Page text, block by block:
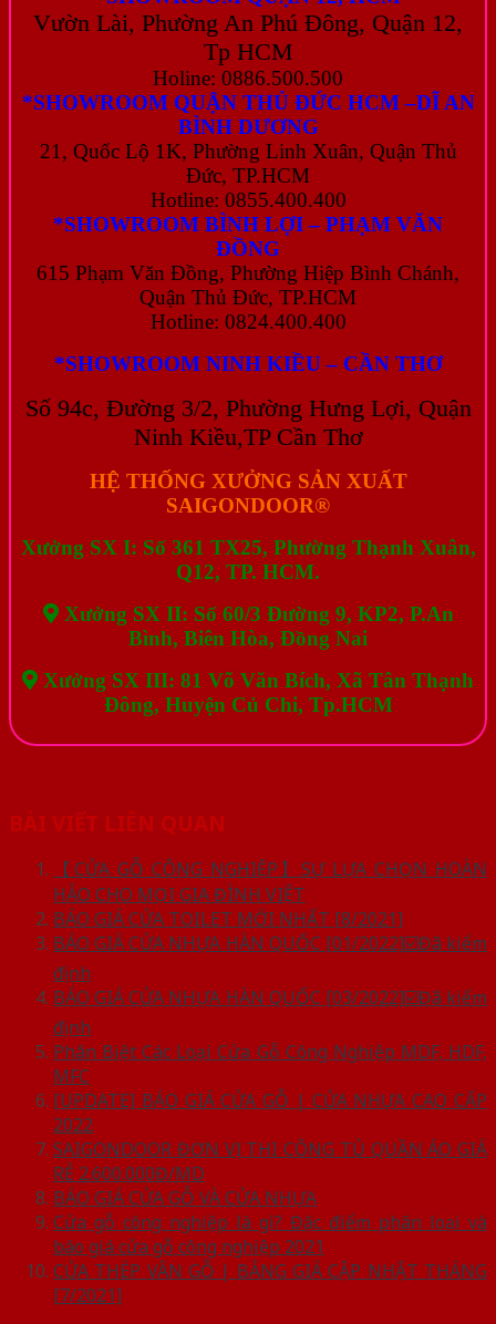
Vườn Lài, Phường An Phú Đông, Quận 12,
Tp HCM
Holine: 0886.500.500
*SHOWROOM QUẬN THỦ ĐỨC HCM –DĨ AN
BÌNH DƯƠNG
21, Quốc Lộ 1K, Phường Linh Xuân, Quận Thủ
Đức, TP.HCM
Hotline: 0855.400.400
*SHOWROOM BÌNH LỢI – PHẠM VĂN
ĐỒNG
615 Phạm Văn Đồng, Phường Hiệp Bình Chánh,
Quận Thủ Đức, TP.HCM
Hotline: 0824.400.400
*SHOWROOM NINH KIỀU – CẦN THƠ
Số 94c, Đường 3/2, Phường Hưng Lợi, Quận
Ninh Kiều,TP Cần Thơ
HỆ THỐNG XƯỞNG SẢN XUẤT
SAIGONDOOR®
Xưởng SX I: Số 361 TX25, Phường Thạnh Xuân,
Q12, TP. HCM.
Xưởng SX II: Số 60/3 Đường 9, KP2, P.An
Bình, Biên Hòa, Đồng Nai
Xưởng SX III: 81 Võ Văn Bích, Xã Tân Thạnh
Đông, Huyện Củ Chi, Tp.HCM
BÀI VIẾT LIÊN QUAN
【CỬA GỖ CÔNG NGHIỆP】SỰ LỰA CHỌN HOÀN
HẢO CHO MỌI GIA ĐÌNH VIỆT
BÁO GIÁ CỬA TOILET MỚI NHẤT [8/2021]
BÁO GIÁ CỬA NHỰA HÀN QUỐC [01/2022]☑️Đã kiểm
định
BÁO GIÁ CỬA NHỰA HÀN QUỐC [03/2022]☑️Đã kiểm
định
Phân Biệt Các Loại Cửa Gỗ Công Nghiệp MDF, HDF,
MFC
[UPDATE] BÁO GIÁ CỬA GỖ | CỬA NHỰA CAO CẤP
2022
SAIGONDOOR ĐƠN VỊ THI CÔNG TỦ QUẦN ÁO GIÁ
RẺ 2.600.000Đ/MD
BÁO GIÁ CỬA GỖ VÀ CỬA NHỰA
Cửa gỗ công nghiệp là gì? Đặc điểm phân loại và
báo giá cửa gỗ công nghiệp 2021
CỬA THÉP VÂN GỖ | BẢNG GIÁ CẬP NHẬT THÁNG
[7/2021]